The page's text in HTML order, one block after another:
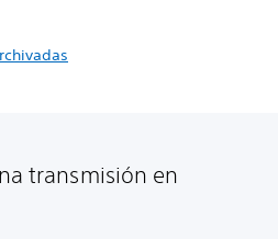
transmisión en